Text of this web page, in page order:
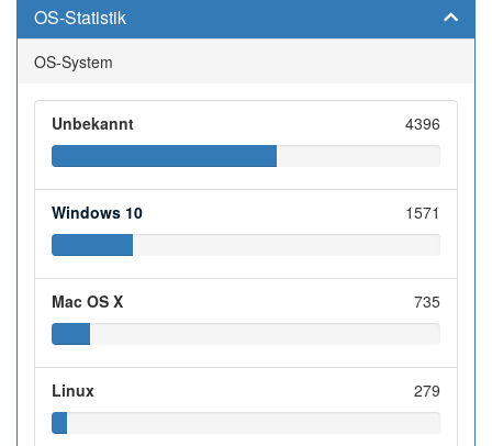
OS-Statistik
OS-System
Unbekannt 4396
Windows 10 1571
Mac OS X 735
Linux 279